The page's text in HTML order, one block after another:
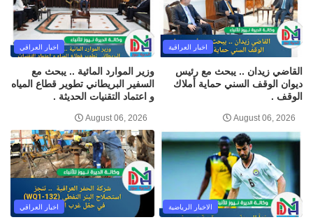
اخبار العراقية
القاضي زيدان .. يبحث مع رئيس
ديوان الوقف السني حماية أملاك
الوقف .
August 06, 2026
اخبار العراقي
وزير الموارد المائية .. يبحث مع
السفير البريطاني تطوير قطاع المياه
و اعتماد التقنيات الحديثة .
August 06, 2026
الاخبار الرياضية اخبار العراقي